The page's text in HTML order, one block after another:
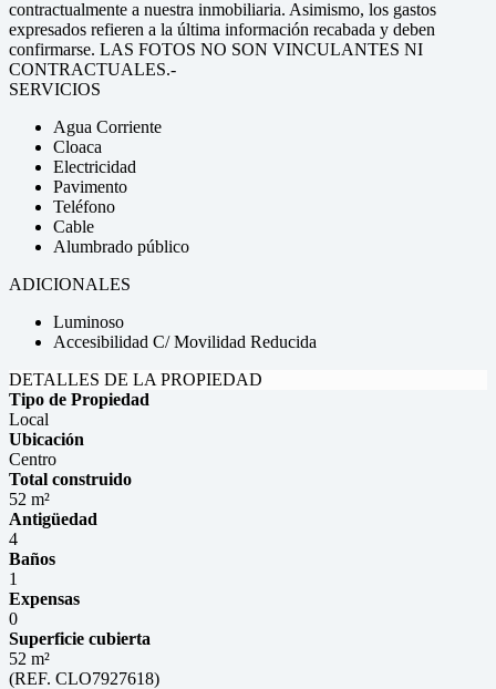
contractualmente a nuestra inmobiliaria. Asimismo, los gastos
expresados refieren a la última información recabada y deben
confirmarse. LAS FOTOS NO SON VINCULANTES NI
CONTRACTUALES.-
SERVICIOS
Agua Corriente
Cloaca
Electricidad
Pavimento
Teléfono
Cable
Alumbrado público
ADICIONALES
Luminoso
Accesibilidad C/ Movilidad Reducida
DETALLES DE LA PROPIEDAD
Tipo de Propiedad
Local
Ubicación
Centro
Total construido
52 m²
Antigüedad
4
Baños
1
Expensas
0
Superficie cubierta
52 m²
(REF. CLO7927618)